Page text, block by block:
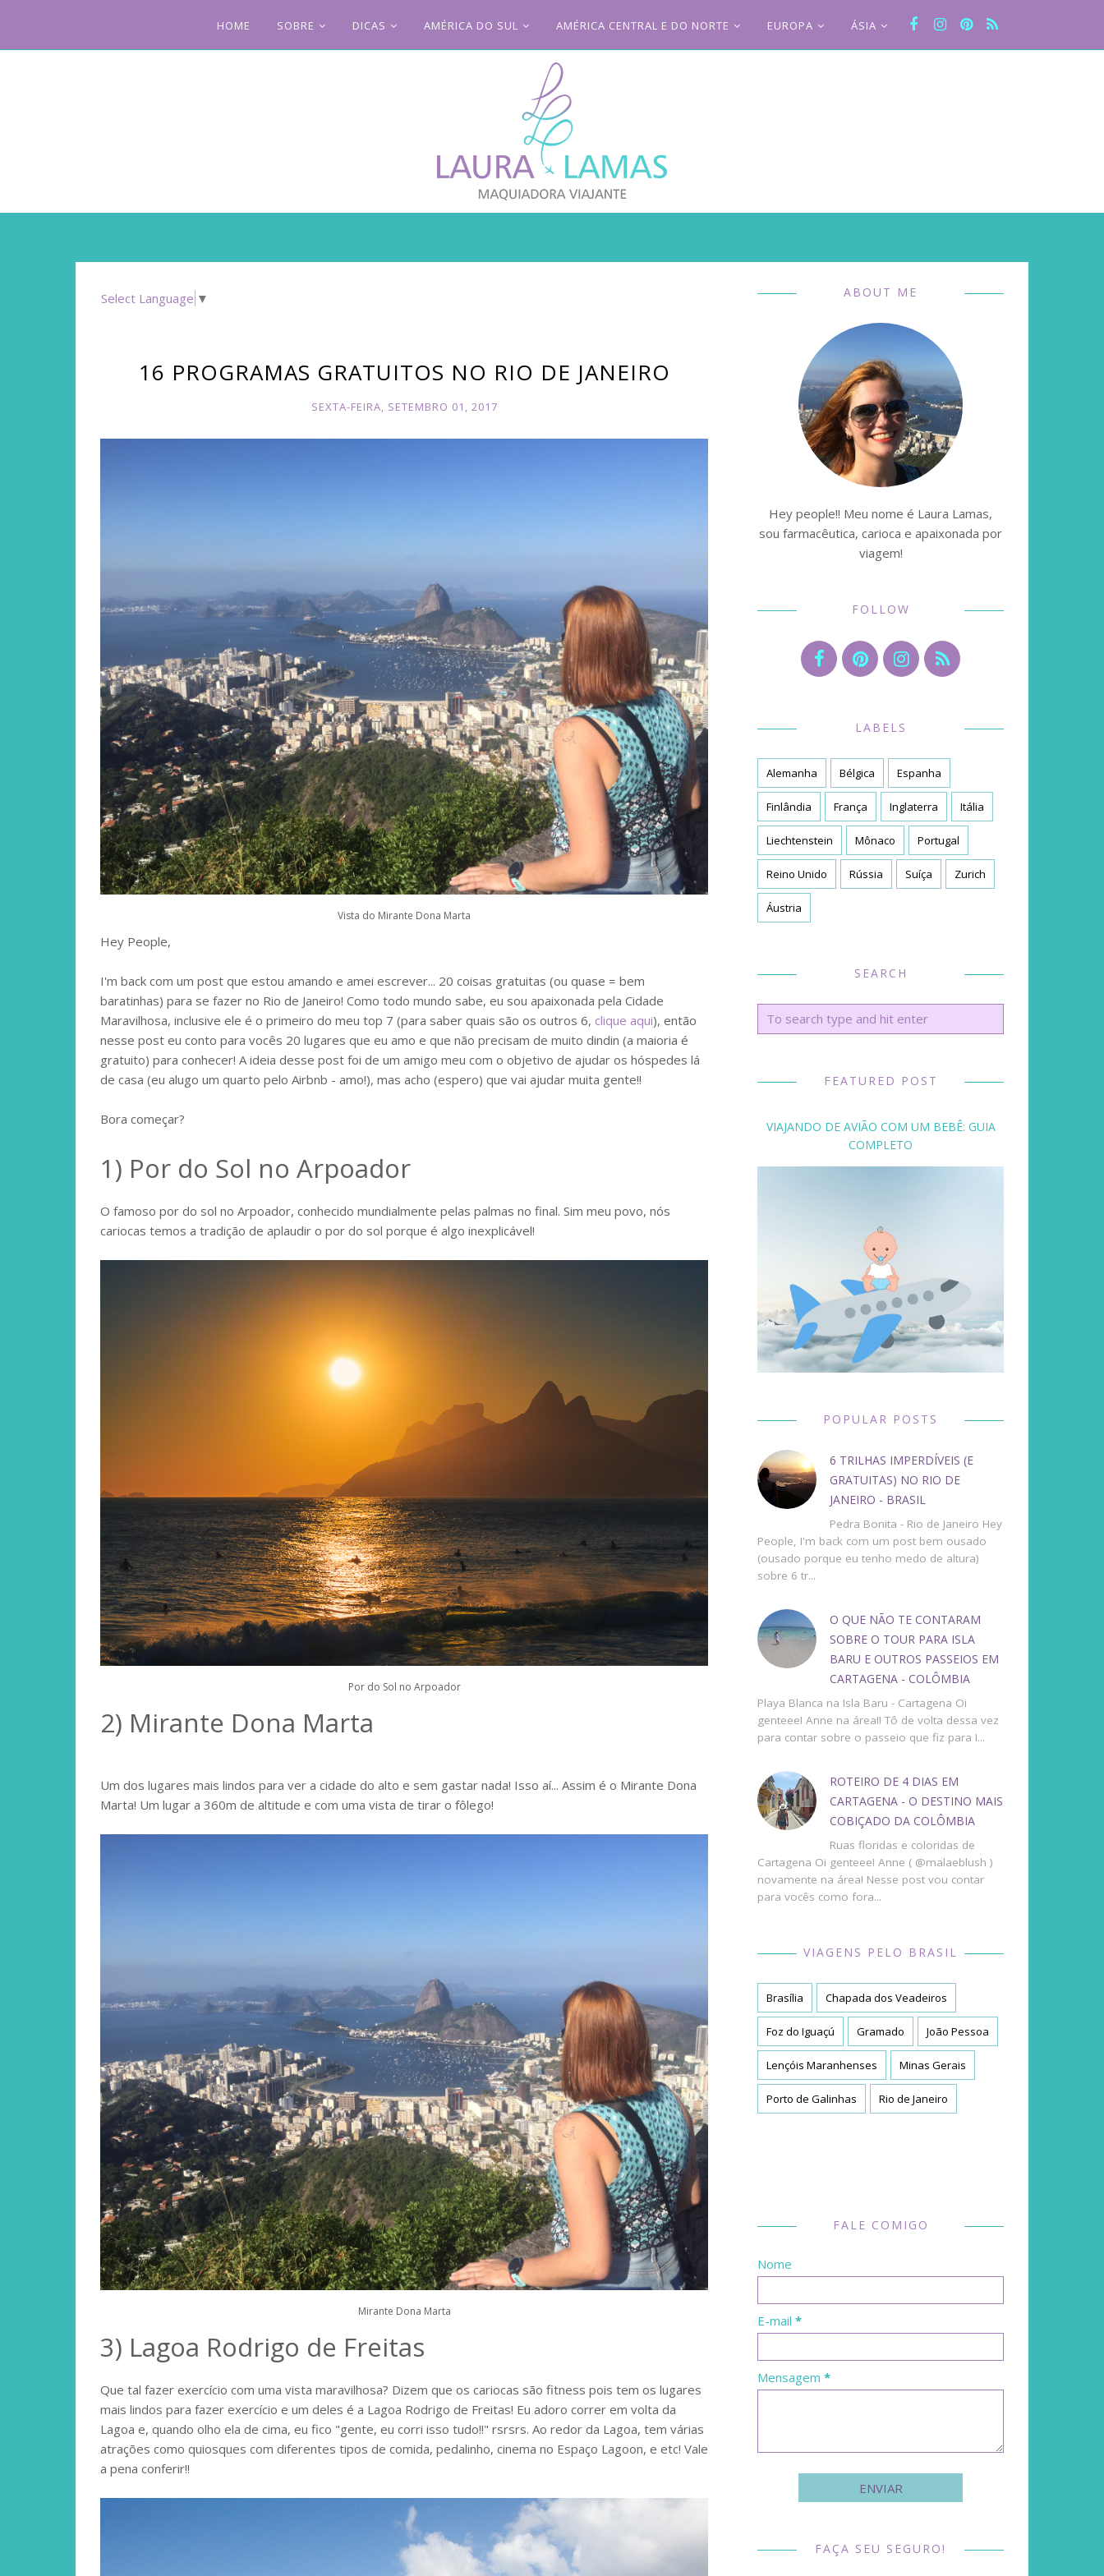
HOME SOBRE DICAS AMÉRICA DO SUL AMÉRICA CENTRAL E DO NORTE EUROPA ÁSIA
Select Language ▼
16 PROGRAMAS GRATUITOS NO RIO DE JANEIRO
SEXTA-FEIRA, SETEMBRO 01, 2017
Vista do Mirante Dona Marta
Hey People,
I'm back com um post que estou amando e amei escrever... 20 coisas gratuitas (ou quase = bem
baratinhas) para se fazer no Rio de Janeiro! Como todo mundo sabe, eu sou apaixonada pela Cidade
Maravilhosa, inclusive ele é o primeiro do meu top 7 (para saber quais são os outros 6, clique aqui), então
nesse post eu conto para vocês 20 lugares que eu amo e que não precisam de muito dindin (a maioria é
gratuito) para conhecer! A ideia desse post foi de um amigo meu com o objetivo de ajudar os hóspedes lá
de casa (eu alugo um quarto pelo Airbnb - amo!), mas acho (espero) que vai ajudar muita gente!!
Bora começar?
1) Por do Sol no Arpoador
O famoso por do sol no Arpoador, conhecido mundialmente pelas palmas no final. Sim meu povo, nós
cariocas temos a tradição de aplaudir o por do sol porque é algo inexplicável!
Por do Sol no Arpoador
2) Mirante Dona Marta
Um dos lugares mais lindos para ver a cidade do alto e sem gastar nada! Isso aí... Assim é o Mirante Dona
Marta! Um lugar a 360m de altitude e com uma vista de tirar o fôlego!
Mirante Dona Marta
3) Lagoa Rodrigo de Freitas
Que tal fazer exercício com uma vista maravilhosa? Dizem que os cariocas são fitness pois tem os lugares
mais lindos para fazer exercício e um deles é a Lagoa Rodrigo de Freitas! Eu adoro correr em volta da
Lagoa e, quando olho ela de cima, eu fico "gente, eu corri isso tudo!!" rsrsrs. Ao redor da Lagoa, tem várias
atrações como quiosques com diferentes tipos de comida, pedalinho, cinema no Espaço Lagoon, e etc! Vale
a pena conferir!!
ABOUT ME
Hey people!! Meu nome é Laura Lamas,
sou farmacêutica, carioca e apaixonada por
viagem!
FOLLOW
LABELS
Alemanha Bélgica Espanha
Finlândia França Inglaterra Itália
Liechtenstein Mônaco Portugal
Reino Unido Rússia Suíça Zurich
Áustria
SEARCH
FEATURED POST
VIAJANDO DE AVIÃO COM UM BEBÊ: GUIA
COMPLETO
POPULAR POSTS
6 TRILHAS IMPERDÍVEIS (E
GRATUITAS) NO RIO DE
JANEIRO - BRASIL
Pedra Bonita - Rio de Janeiro Hey
People, I'm back com um post bem ousado
(ousado porque eu tenho medo de altura)
sobre 6 tr...
O QUE NÃO TE CONTARAM
SOBRE O TOUR PARA ISLA
BARU E OUTROS PASSEIOS EM
CARTAGENA - COLÔMBIA
Playa Blanca na Isla Baru - Cartagena Oi
genteee! Anne na área!! Tô de volta dessa vez
para contar sobre o passeio que fiz para I...
ROTEIRO DE 4 DIAS EM
CARTAGENA - O DESTINO MAIS
COBIÇADO DA COLÔMBIA
Ruas floridas e coloridas de
Cartagena Oi genteee! Anne ( @malaeblush )
novamente na área! Nesse post vou contar
para vocês como fora...
VIAGENS PELO BRASIL
Brasília Chapada dos Veadeiros
Foz do Iguaçú Gramado João Pessoa
Lençóis Maranhenses Minas Gerais
Porto de Galinhas Rio de Janeiro
FALE COMIGO
Nome
E-mail *
Mensagem *
FAÇA SEU SEGURO!